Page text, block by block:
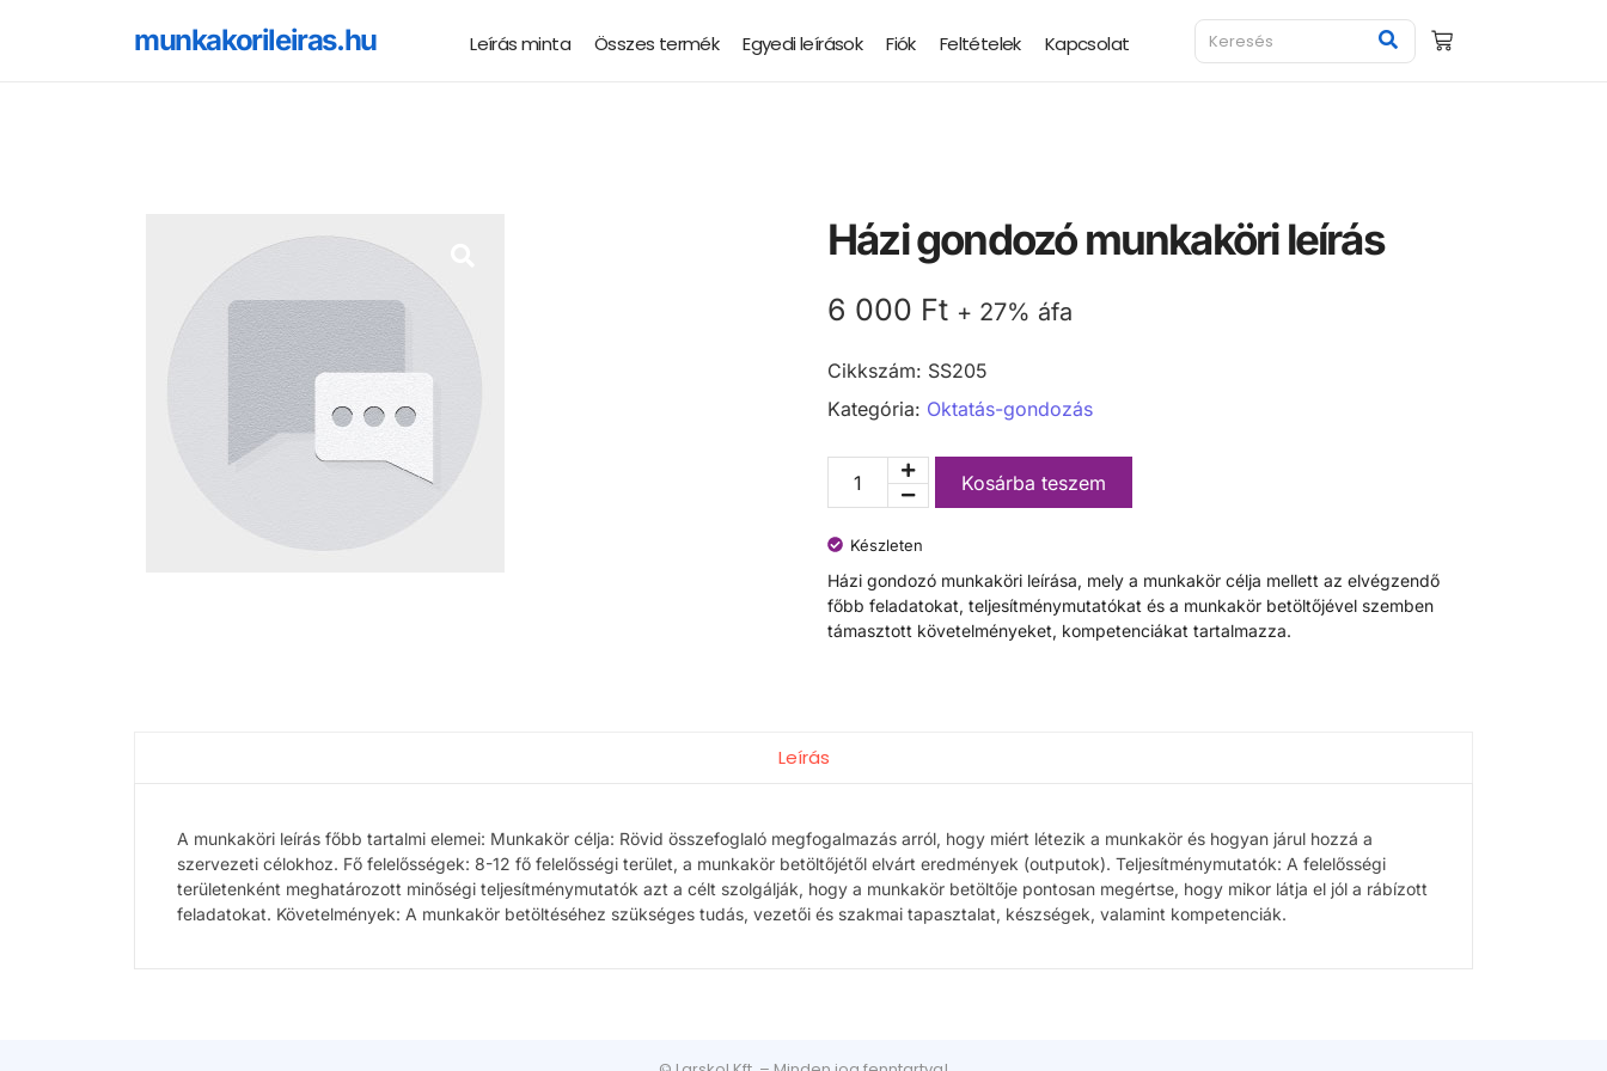
munkakorileiras.hu Leírás minta Összes termék Egyedi leírások Fiók Feltételek Kapcsolat
Házi gondozó munkaköri leírás
6 000 Ft + 27% áfa
Cikkszám: SS205
Kategória: Oktatás-gondozás
Kosárba teszem
Készleten
Házi gondozó munkaköri leírása, mely a munkakör célja mellett az elvégzendő
főbb feladatokat, teljesítménymutatókat és a munkakör betöltőjével szemben
támasztott követelményeket, kompetenciákat tartalmazza.
Leírás
A munkaköri leírás főbb tartalmi elemei: Munkakör célja: Rövid összefoglaló megfogalmazás arról, hogy miért létezik a munkakör és hogyan járul hozzá a
szervezeti célokhoz. Fő felelősségek: 8-12 fő felelősségi terület, a munkakör betöltőjétől elvárt eredmények (outputok). Teljesítménymutatók: A felelősségi
területenként meghatározott minőségi teljesítménymutatók azt a célt szolgálják, hogy a munkakör betöltője pontosan megértse, hogy mikor látja el jól a rábízott
feladatokat. Követelmények: A munkakör betöltéséhez szükséges tudás, vezetői és szakmai tapasztalat, készségek, valamint kompetenciák.